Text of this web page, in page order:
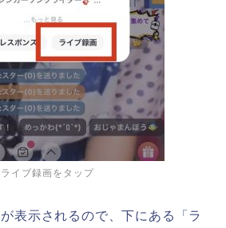
ライブ録画をタップ
表示されるので、下にある「ラ